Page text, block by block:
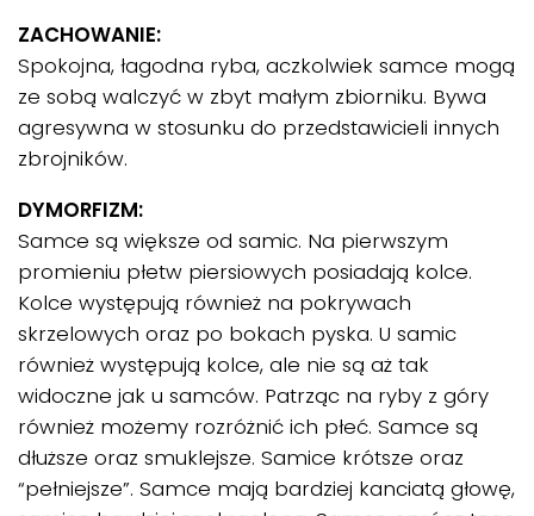
ZACHOWANIE:
Spokojna, łagodna ryba, aczkolwiek samce mogą
ze sobą walczyć w zbyt małym zbiorniku. Bywa
agresywna w stosunku do przedstawicieli innych
zbrojników.
DYMORFIZM:
Samce są większe od samic. Na pierwszym
promieniu płetw piersiowych posiadają kolce.
Kolce występują również na pokrywach
skrzelowych oraz po bokach pyska. U samic
również występują kolce, ale nie są aż tak
widoczne jak u samców. Patrząc na ryby z góry
również możemy rozróżnić ich płeć. Samce są
dłuższe oraz smuklejsze. Samice krótsze oraz
“pełniejsze”. Samce mają bardziej kanciatą głowę,